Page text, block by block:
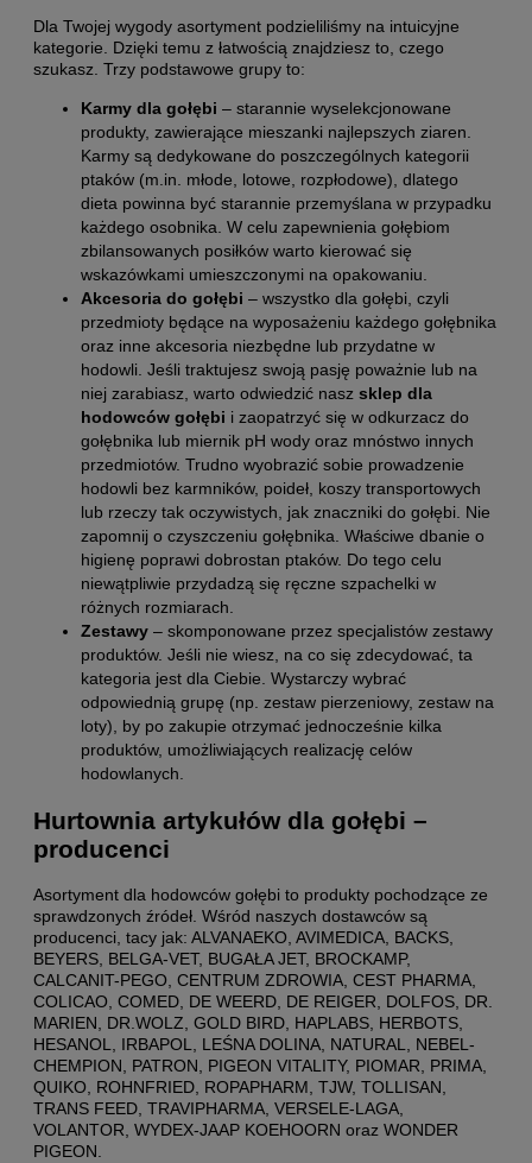
Dla Twojej wygody asortyment podzieliliśmy na intuicyjne
kategorie. Dzięki temu z łatwością znajdziesz to, czego
szukasz. Trzy podstawowe grupy to:
Karmy dla gołębi – starannie wyselekcjonowane
produkty, zawierające mieszanki najlepszych ziaren.
Karmy są dedykowane do poszczególnych kategorii
ptaków (m.in. młode, lotowe, rozpłodowe), dlatego
dieta powinna być starannie przemyślana w przypadku
każdego osobnika. W celu zapewnienia gołębiom
zbilansowanych posiłków warto kierować się
wskazówkami umieszczonymi na opakowaniu.
Akcesoria do gołębi – wszystko dla gołębi, czyli
przedmioty będące na wyposażeniu każdego gołębnika
oraz inne akcesoria niezbędne lub przydatne w
hodowli. Jeśli traktujesz swoją pasję poważnie lub na
niej zarabiasz, warto odwiedzić nasz sklep dla
hodowców gołębi i zaopatrzyć się w odkurzacz do
gołębnika lub miernik pH wody oraz mnóstwo innych
przedmiotów. Trudno wyobrazić sobie prowadzenie
hodowli bez karmników, poideł, koszy transportowych
lub rzeczy tak oczywistych, jak znaczniki do gołębi. Nie
zapomnij o czyszczeniu gołębnika. Właściwe dbanie o
higienę poprawi dobrostan ptaków. Do tego celu
niewątpliwie przydadzą się ręczne szpachelki w
różnych rozmiarach.
Zestawy – skomponowane przez specjalistów zestawy
produktów. Jeśli nie wiesz, na co się zdecydować, ta
kategoria jest dla Ciebie. Wystarczy wybrać
odpowiednią grupę (np. zestaw pierzeniowy, zestaw na
loty), by po zakupie otrzymać jednocześnie kilka
produktów, umożliwiających realizację celów
hodowlanych.
Hurtownia artykułów dla gołębi –
producenci
Asortyment dla hodowców gołębi to produkty pochodzące ze
sprawdzonych źródeł. Wśród naszych dostawców są
producenci, tacy jak: ALVANAEKO, AVIMEDICA, BACKS,
BEYERS, BELGA-VET, BUGAŁA JET, BROCKAMP,
CALCANIT-PEGO, CENTRUM ZDROWIA, CEST PHARMA,
COLICAO, COMED, DE WEERD, DE REIGER, DOLFOS, DR.
MARIEN, DR.WOLZ, GOLD BIRD, HAPLABS, HERBOTS,
HESANOL, IRBAPOL, LEŚNA DOLINA, NATURAL, NEBEL-
CHEMPION, PATRON, PIGEON VITALITY, PIOMAR, PRIMA,
QUIKO, ROHNFRIED, ROPAPHARM, TJW, TOLLISAN,
TRANS FEED, TRAVIPHARMA, VERSELE-LAGA,
VOLANTOR, WYDEX-JAAP KOEHOORN oraz WONDER
PIGEON.